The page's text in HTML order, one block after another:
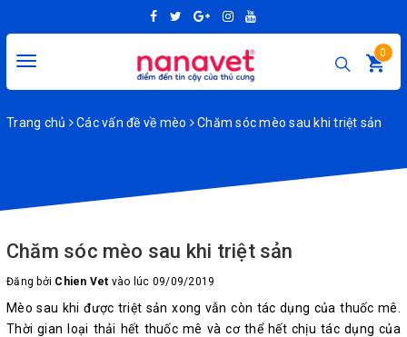
Toggle
0
Trang chủ Các vấn đề về mèo Chăm sóc mèo sau khi triệt sản
Chăm sóc mèo sau khi triệt sản
Đăng bởi Chien Vet vào lúc 09/09/2019
Mèo sau khi được triệt sản xong vẫn còn tác dụng của thuốc mê.
Thời gian loại thải hết thuốc mê và cơ thể hết chịu tác dụng của